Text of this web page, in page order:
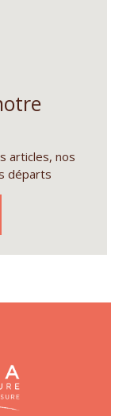
articles, nos
départs